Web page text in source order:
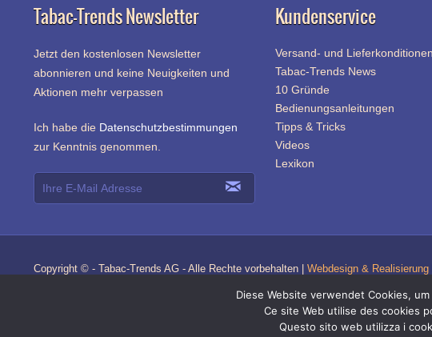
Tabac-Trends Newsletter
Jetzt den kostenlosen Newsletter
abonnieren und keine Neuigkeiten und
Aktionen mehr verpassen
Ich habe die Datenschutzbestimmungen
zur Kenntnis genommen.
Kundenservice
Versand- und Lieferkonditionen
Tabac-Trends News
10 Gründe
Bedienungsanleitungen
Tipps & Tricks
Videos
Lexikon
Copyright © - Tabac-Trends AG - Alle Rechte vorbehalten | Webdesign &
Online-Shop für
Diese Website verwendet Cookies,
Ce site Web utilise des cookies
Questo sito web utilizza i